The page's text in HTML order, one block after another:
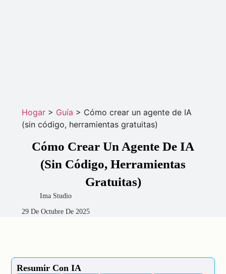
Hogar> Guía > Cómo crear un agente de IA
(sin código, herramientas gratuitas)
Cómo Crear Un Agente De IA
(sin Código, Herramientas
Gratuitas)
Ima Studio
29 De Octubre De 2025
Resumir Con IA